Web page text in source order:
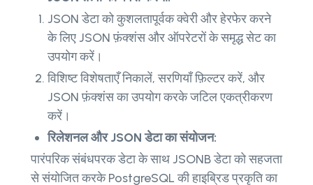
JSON डेटा को कुशलतापूर्वक क्वेरी और हेरफेर करने
के लिए JSON फ़ंक्शंस और ऑपरेटरों के समृद्ध सेट का
उपयोग करें।
विशिष्ट विशेषताएँ निकालें, सरणियाँ फ़िल्टर करें, और
JSON फ़ंक्शंस का उपयोग करके जटिल एकत्रीकरण
करें।
रिलेशनल और JSON डेटा का संयोजन:
पारंपरिक संबंधपरक डेटा के साथ JSONB डेटा को सहजता
से संयोजित करके PostgreSQL की हाइब्रिड प्रकृति का